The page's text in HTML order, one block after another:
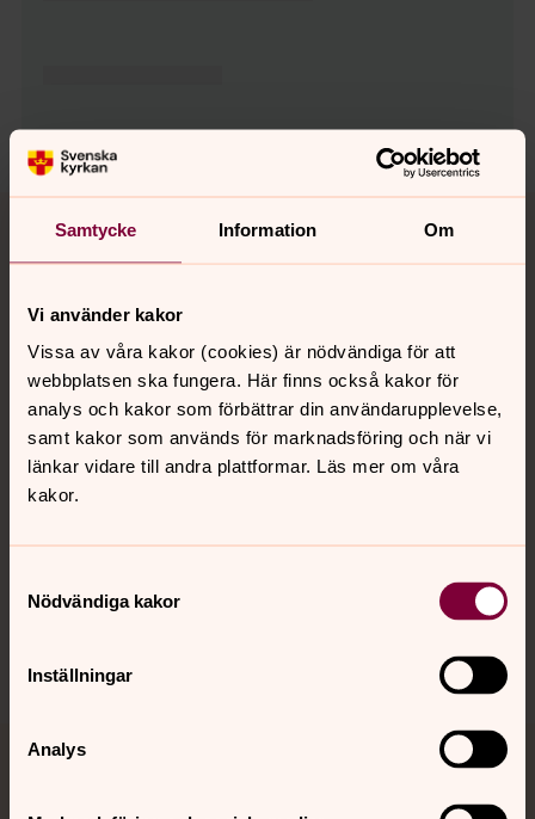
Samtycke Information Om
Vi använder kakor
Vissa av våra kakor (cookies) är nödvändiga för att
webbplatsen ska fungera. Här finns också kakor för
analys och kakor som förbättrar din användarupplevelse,
samt kakor som används för marknadsföring och när vi
länkar vidare till andra plattformar. Läs mer om våra
kakor.
Nödvändiga kakor
Inställningar
Analys
Tillbaka till toppen
Tillbaka till innehållet
Kontakt
Kalender
Hitta snabbt
Sociala kanaler